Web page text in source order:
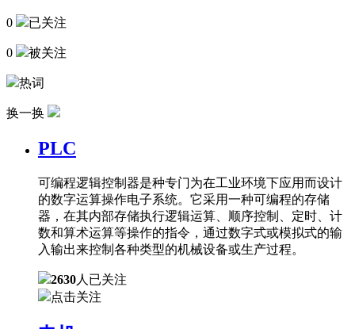
0 已关注
0 被关注
热词
换一换
PLC
可编程逻辑控制器是种专门为在工业环境下应用而设计
的数字运算操作电子系统。它采用一种可编程的存储
器，在其内部存储执行逻辑运算、顺序控制、定时、计
数和算术运算等操作的指令，通过数字式或模拟式的输
入输出来控制各种类型的机械设备或生产过程。
2630人已关注
点击关注